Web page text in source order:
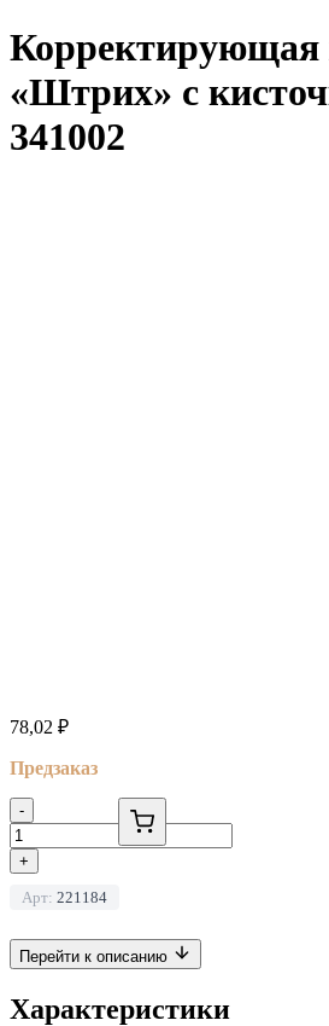
Корректирующая
«Штрих» с
341002
78,02 ₽
Предзаказ
-
+
Арт: 221184
Перейти к описанию
Характеристики